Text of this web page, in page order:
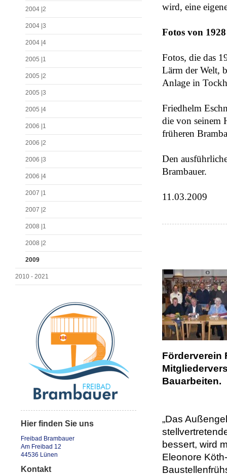
2004 |2
2004 |3
2004 |4
2005 |1
2005 |2
2005 |3
2005 |4
2006 |1
2006 |2
2006 |3
2006 |4
2007 |1
2007 |2
2008 |1
2008 |2
2009
2010 - 2021
Hier finden Sie uns
Freibad Brambauer
Am Freibad 12
44536 Lünen
Kontakt
wird, eine
Fotos von 1928
Fotos, die das
Lärm der Welt,
Anlage in
Friedhelm
die von seinem
früheren
Den
Brambauer.
11.03.2009
Förderverein
Bauarbeiten.
„Das
bessert, wird
Eleonore